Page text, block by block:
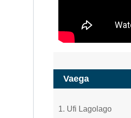
Vaega
1. Ufi Lagolago